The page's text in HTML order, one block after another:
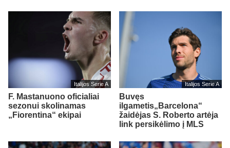
Italijos Serie A
F. Mastanuono oficialiai
sezonui skolinamas
„Fiorentina“ ekipai
Italijos Serie A
Buvęs
ilgametis„Barcelona“
žaidėjas S. Roberto artėja
link persikėlimo į MLS